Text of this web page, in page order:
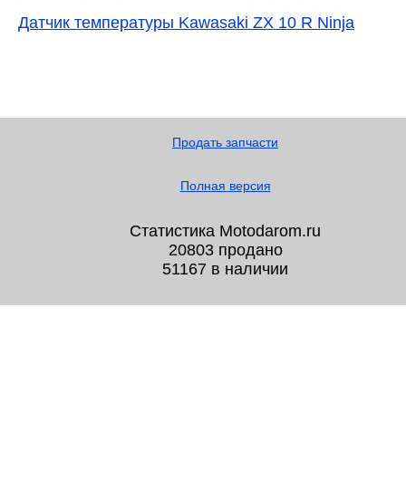
Датчик температуры Kawasaki ZX 10 R Ninja
Продать запчасти
Полная версия
Статистика Motodarom.ru
20803 продано
51167 в наличии